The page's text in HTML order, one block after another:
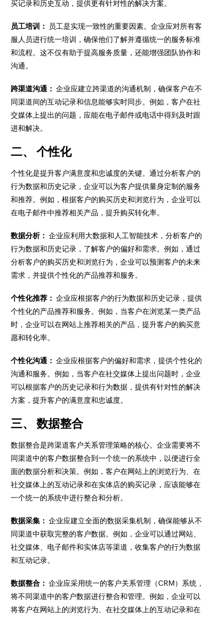
买记录和历史互动，提供更有针对性的解决方案。
员工培训：
员工是实现一致性的重要因素。企业应对所有客
服人员进行统一培训，确保他们了解并遵循统一的服务标准
和流程。这不仅有助于提高服务质量，还能增强团队协作和
沟通。
跨渠道沟通： 企业应建立跨渠道的沟通机制，确保客户在不
同渠道间的互动记录和信息能够实时同步。例如，客户在社
交媒体上提出的问题，应能在电子邮件或电话中得到及时跟
进和解决。
二、 个性化
个性化是提升客户满意度和忠诚度的关键。通过分析客户的
行为数据和历史记录，企业可以为客户提供量身定制的服务
和推荐。例如，根据客户的购买历史和浏览行为，企业可以
在电子邮件中推荐相关产品，提升购买转化率。
数据分析： 企业应利用大数据和人工智能技术，分析客户的
行为数据和历史记录，了解客户的偏好和需求。例如，通过
分析客户的购买历史和浏览行为，企业可以预测客户的未来
需求，并提供个性化的产品推荐和服务。
个性化推荐： 企业应根据客户的行为数据和历史记录，提供
个性化的产品推荐和服务。例如，当客户在浏览某一类产品
时，企业可以在网站上推荐相关的产品，提升客户的购买意
愿和转化率。
个性化沟通： 企业应根据客户的偏好和需求，提供个性化的
沟通和服务。例如，当客户在社交媒体上提出问题时，企业
可以根据客户的历史记录和行为数据，提供有针对性的解决
方案，提升客户的满意度和忠诚度。
三、 数据整合
数据整合是跨渠道客户关系管理策略的核心。企业需要将不
同渠道中的客户数据整合到一个统一的系统中，以便进行全
面的数据分析和决策。例如，客户在网站上的浏览行为、在
社交媒体上的互动记录和在实体店的购买记录，应该能够在
一个统一的系统中进行整合和分析。
数据采集： 企业应建立全面的数据采集机制，确保能够从不
同渠道中获取完整的客户数据。例如，企业可以通过网站、
社交媒体、电子邮件和实体店等渠道，收集客户的行为数据
和互动记录。
数据整合： 企业应采用统一的客户关系管理（CRM）系统，
将不同渠道中的客户数据进行整合和管理。例如，企业可以
将客户在网站上的浏览行为、在社交媒体上的互动记录和在